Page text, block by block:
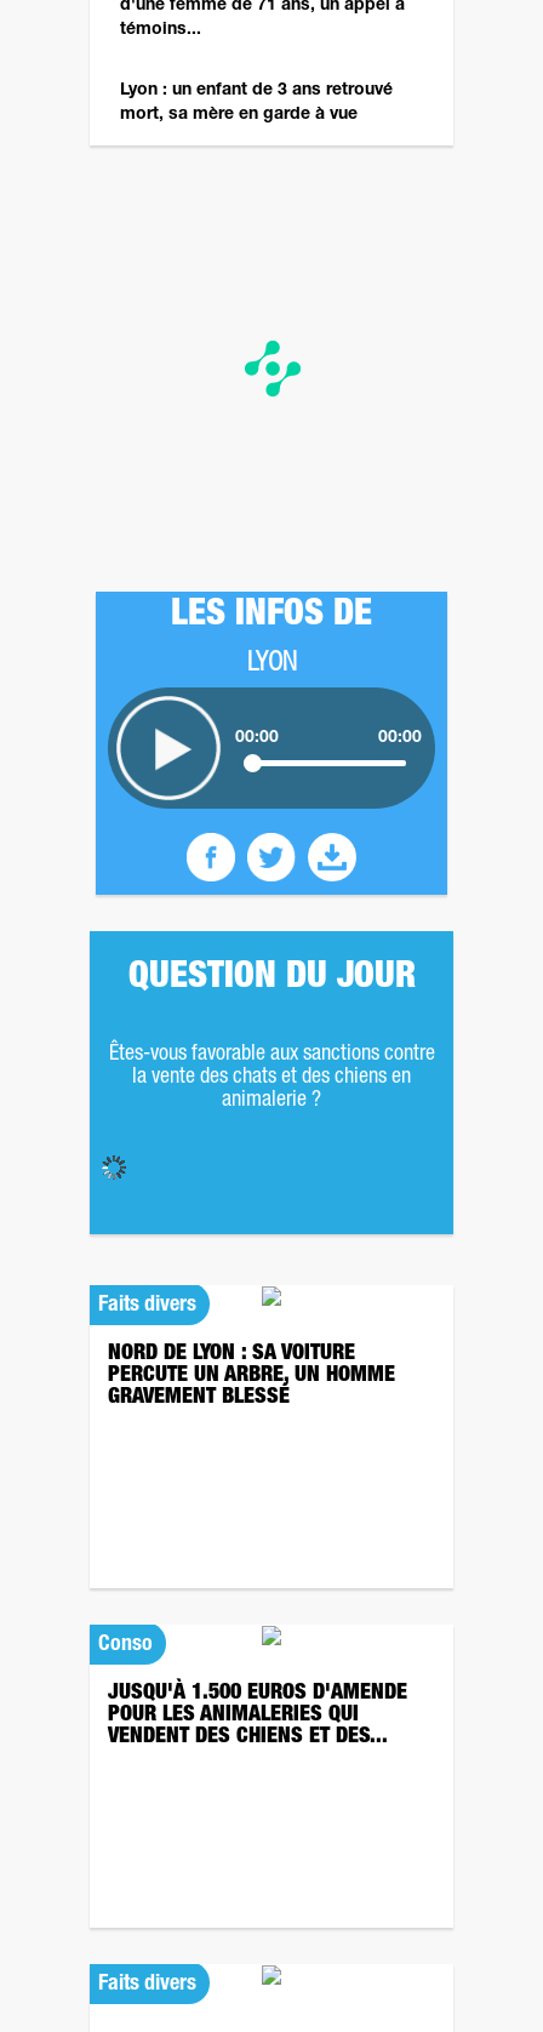
d'une femme de 71 ans, un appel à
témoins...
Lyon : un enfant de 3 ans retrouvé
mort, sa mère en garde à vue
LES INFOS DE
LYON
00:00 00:00
QUESTION DU JOUR
Êtes-vous favorable aux sanctions contre
la vente des chats et des chiens en
animalerie ?
Faits divers
NORD DE LYON : SA VOITURE
PERCUTE UN ARBRE, UN HOMME
GRAVEMENT BLESSÉ
Conso
JUSQU'À 1.500 EUROS D'AMENDE
POUR LES ANIMALERIES QUI
VENDENT DES CHIENS ET DES...
Faits divers